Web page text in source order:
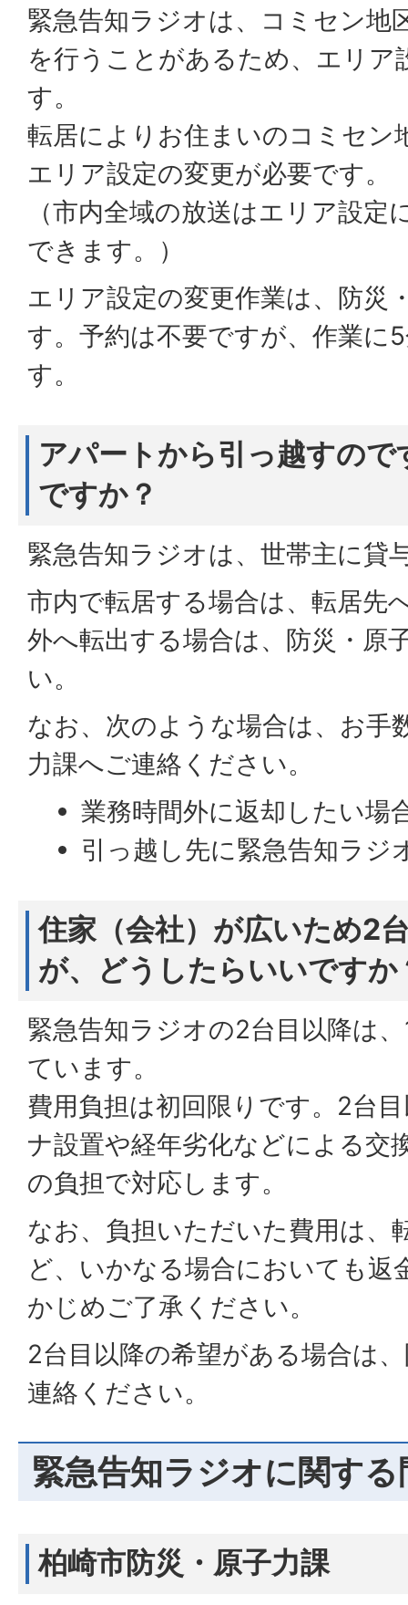
緊急告知ラジオは、コミセン地
を行うことがあるため、エリア
す。
転居によりお住まいのコミセン
エリア設定の変更が必要です。
（市内全域の放送はエリア設
できます。）
エリア設定の変更作業は、防災
す。予約は不要ですが、作業に
す。
アパートから引っ越すの
ですか？
緊急告知ラジオは、世帯主に貸
市内で転居する場合は、転居先
外へ転出する場合は、防災・原
い。
なお、次のような場合は、お手
力課へご連絡ください。
業務時間外に返却したい場
引っ越し先に緊急告知ラジ
住家（会社）が広いため2
が、どうしたらいいですか
緊急告知ラジオの2台目以降は
ています。
費用負担は初回限りです。2台
ナ設置や経年劣化などによる交
の負担で対応します。
なお、負担いただいた費用は、
ど、いかなる場合においても返
かじめご了承ください。
2台目以降の希望がある場合は
連絡ください。
緊急告知ラジオに関す
柏崎市防災・原子力課